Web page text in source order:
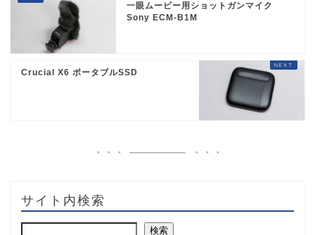
一眼ムービー用ショットガンマイク
Sony ECM-B1M
Crucial X6 ポータブルSSD
サイト内検索
検索